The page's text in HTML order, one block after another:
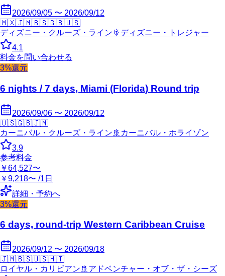
2026/09/05 〜 2026/09/12
🇲🇽🇯🇲🇧🇸🇬🇧🇺🇸
ディズニー・クルーズ・ライン 🚢 ディズニー・トレジャー
4.1
料金を問い合わせる
3%還元
6 nights / 7 days, Miami (Florida) Round trip
2026/09/06 〜 2026/09/12
🇺🇸🇬🇧🇯🇲
カーニバル・クルーズ・ライン 🚢 カーニバル・ホライゾン
3.9
参考料金
￥64,527〜
￥9,218〜 /1日
詳細・予約へ
3%還元
6 days, round-trip Western Caribbean Cruise
2026/09/12 〜 2026/09/18
🇯🇲🇧🇸🇺🇸🇭🇹
ロイヤル・カリビアン 🚢 アドベンチャー・オブ・ザ・シーズ